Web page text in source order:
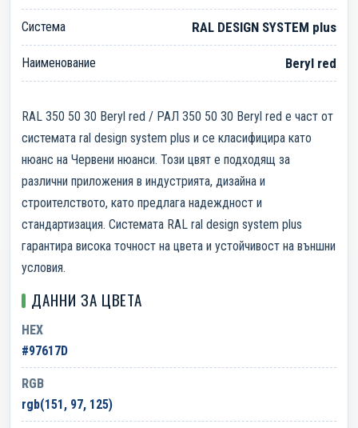
Система RAL DESIGN SYSTEM plus
Наименование Beryl red
RAL 350 50 30 Beryl red / РАЛ 350 50 30 Beryl red е част от
системата ral design system plus и се класифицира като
нюанс на Червени нюанси. Този цвят е подходящ за
различни приложения в индустрията, дизайна и
строителството, като предлага надеждност и
стандартизация. Системата RAL ral design system plus
гарантира висока точност на цвета и устойчивост на външни
условия.
ДАННИ ЗА ЦВЕТА
HEX
#97617D
RGB
rgb(151, 97, 125)